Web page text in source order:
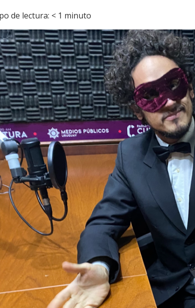
de lectura: < 1 minuto